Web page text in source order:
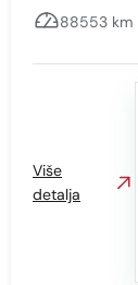
88553 km
Više
detalja